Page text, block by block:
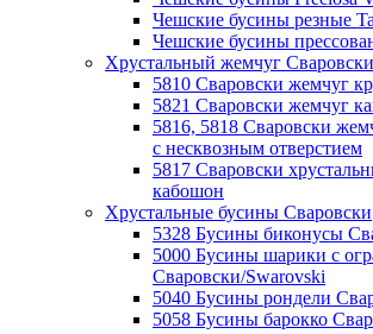
Чешские бусины резные
Чешские бусины
Хрустальный жемчуг Сваровски
5810 Сваровски жемчуг
5821 Сваровски жемчуг
5816, 5818 Сваровски
с несквозным отверстием
5817 Сваровски
кабошон
Хрустальные бусины Сваровски
5328 Бусины биконусы
5000 Бусины шарики с
Сваровски/Swarovski
5040 Бусины рондели
5058 Бусины барокко